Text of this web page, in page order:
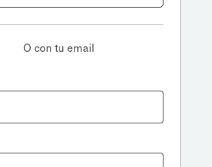
O con tu email